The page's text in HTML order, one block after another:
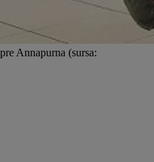
Annapurna (sursa: